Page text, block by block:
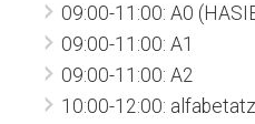
09:00-11:00: A0
09:00-11:00: A1
09:00-11:00: A2
10:00-12:00: